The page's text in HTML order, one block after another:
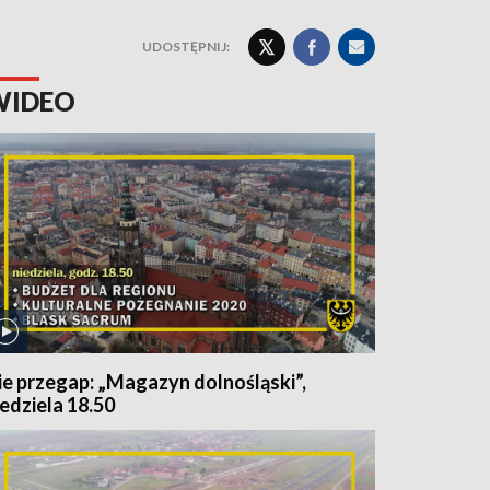
UDOSTĘPNIJ:
przegap: „Magazyn dolnośląski”,
18.50